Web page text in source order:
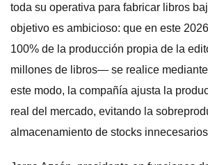
toda su operativa para fabricar libros
objetivo es ambicioso: que en este
100% de la producción propia de la
millones de libros— se realice
este modo, la compañía ajusta la
real del mercado, evitando la
almacenamiento de stocks